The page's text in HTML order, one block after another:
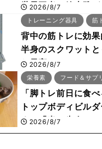
世界王者・鈴木雅が
事・睡眠・呼吸の整
2026/8/7
トレーニング器具 筋
背中の筋トレに効
半身のスクワット
た最高マシン“ノー
ルオーバーマシン”
2026/8/7
栄養素 フード＆サプ
「脚トレ前日に食べ
トップボディビル
する「米＋牛肉」の
回復メシとは？
2026/8/7